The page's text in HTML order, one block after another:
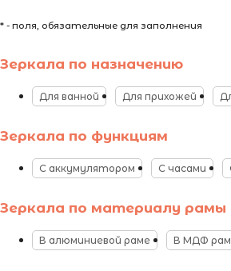
* - поля, обязательные для заполнения
Зеркала по назначению
Для ванной Для прихожей
Зеркала по функциям
С аккумулятором С часами
Зеркала по материалу рамы
В алюминиевой раме В МДФ